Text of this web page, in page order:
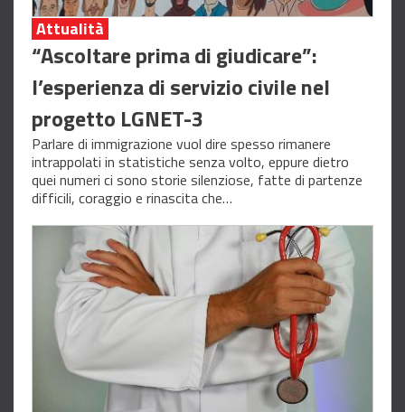
Attualità
“Ascoltare prima di giudicare”:
l’esperienza di servizio civile nel
progetto LGNET-3
Parlare di immigrazione vuol dire spesso rimanere
intrappolati in statistiche senza volto, eppure dietro
quei numeri ci sono storie silenziose, fatte di partenze
difficili, coraggio e rinascita che…